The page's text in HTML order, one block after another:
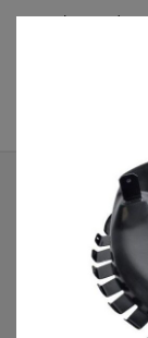
Plateau de